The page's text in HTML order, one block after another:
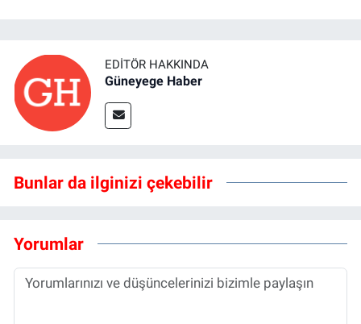
EDITÖR HAKKINDA
Güneyege Haber
Bunlar da ilginizi çekebilir
Yorumlar